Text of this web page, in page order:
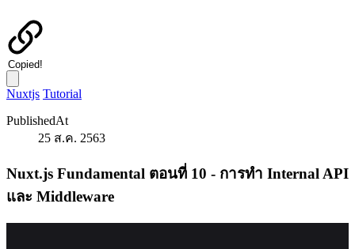
Copied!
Nuxtjs Tutorial
PublishedAt
25 ส.ค. 2563
Nuxt.js Fundamental ตอนที่ 10 - การทำ Internal API
และ Middleware